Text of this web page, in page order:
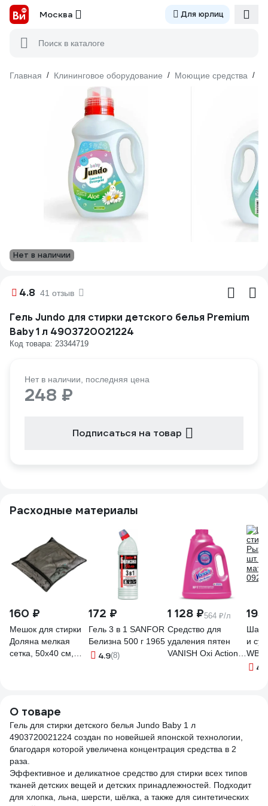
Москва Для юрлиц
Поиск в каталоге
Главная / Клининговое оборудование / Моющие средства /
Нет в наличии
4.8 41 отзыв
Гель Jundo для стирки детского белья Premium
Baby 1 л 4903720021224
Код товара: 23344719
Нет в наличии, последняя цена
248 ₽
Подписаться на товар
Расходные материалы
160 ₽
Мешок для стирки
Доляна мелкая
сетка, 50х40 см,
172 ₽
Гель 3 в 1 SANFOR
Белизна 500 г 1965
4.9(8)
1 128 ₽564 ₽/л
Средство для
удаления пятен
VANISH Oxi Action 2
195
и
WB2
4.9
О товаре
Гель для стирки детского белья Jundo Baby 1 л
4903720021224 создан по новейшей японской технологии,
благодаря которой увеличена концентрация средства в 2
раза.
Эффективное и деликатное средство для стирки всех типов
тканей детских вещей и детских принадлежностей. Подходит
для хлопка, льна, шерсти, шёлка, а также для синтетических